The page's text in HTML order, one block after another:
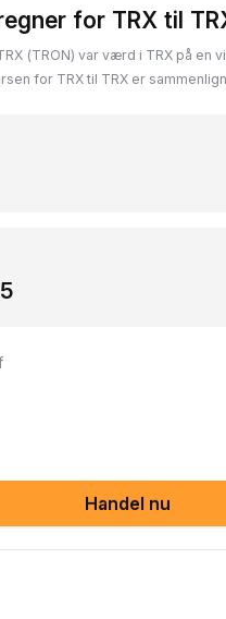
for TRX til
(TRON) var værd i TRX på en
for TRX til TRX er
Handel nu